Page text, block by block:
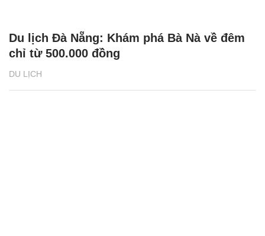
DU LỊCH
Du lịch Đà Nẵng: Khám phá Bà Nà về đêm
chỉ từ 500.000 đồng